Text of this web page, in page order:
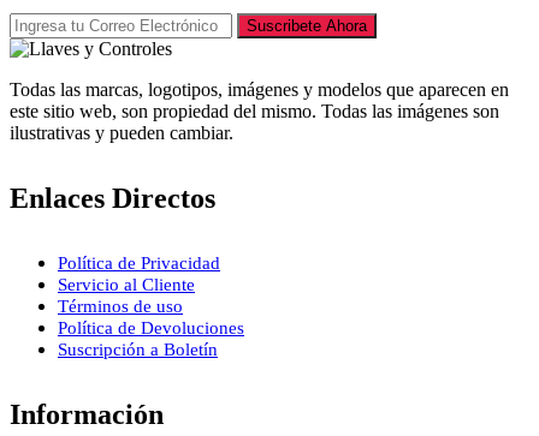
Suscribete Ahora
Todas las marcas, logotipos, imágenes y modelos que aparecen en
este sitio web, son propiedad del mismo. Todas las imágenes son
ilustrativas y pueden cambiar.
Enlaces Directos
Política de Privacidad
Servicio al Cliente
Términos de uso
Política de Devoluciones
Suscripción a Boletín
Información